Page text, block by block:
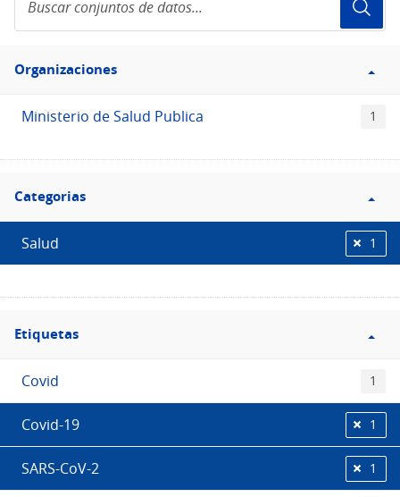
conjuntos
de
Filtro
Organizaciones
Organizaciones
Ministerio de Salud Publica 1
Filtro
Categorias
Categorias
Salud 1
Filtro
Etiquetas
Etiquetas
Covid 1
Covid-19 1
SARS-CoV-2 1